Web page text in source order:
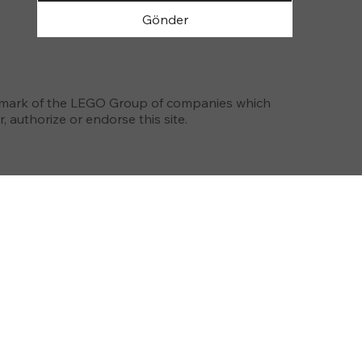
Gönder
of the LEGO Group of companies which
authorize or endorse this site.